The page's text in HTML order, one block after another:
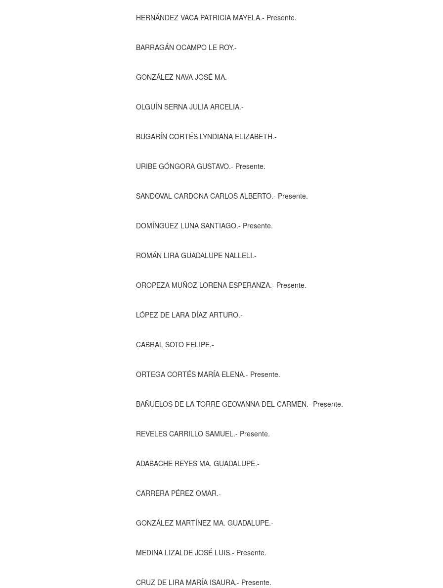
HERNÁNDEZ VACA PATRICIA MAYELA.- Presente.
BARRAGÁN OCAMPO LE ROY.-
GONZÁLEZ NAVA JOSÉ MA.-
OLGUÍN SERNA JULIA ARCELIA.-
BUGARÍN CORTÉS LYNDIANA ELIZABETH.-
URIBE GÓNGORA GUSTAVO.- Presente.
SANDOVAL CARDONA CARLOS ALBERTO.- Presente.
DOMÍNGUEZ LUNA SANTIAGO.- Presente.
ROMÁN LIRA GUADALUPE NALLELI.-
OROPEZA MUÑOZ LORENA ESPERANZA.- Presente.
LÓPEZ DE LARA DÍAZ ARTURO.-
CABRAL SOTO FELIPE.-
ORTEGA CORTÉS MARÍA ELENA.- Presente.
BAÑUELOS DE LA TORRE GEOVANNA DEL CARMEN.- Presente.
REVELES CARRILLO SAMUEL.- Presente.
ADABACHE REYES MA. GUADALUPE.-
CARRERA PÉREZ OMAR.-
GONZÁLEZ MARTÍNEZ MA. GUADALUPE.-
MEDINA LIZALDE JOSÉ LUIS.- Presente.
CRUZ DE LIRA MARÍA ISAURA.- Presente.